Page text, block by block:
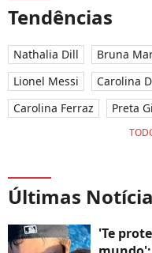
Tendências
Nathalia Dill Bruna
Lionel Messi
Carolina
Carolina Ferraz
Preta
Últimas
'Te